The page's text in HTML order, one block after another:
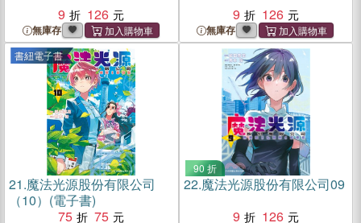
9 126
無庫存
9 126
無庫存
書紐電子書
21.魔法光源股份有限公司
（10）(電子書)
75
75
90 折
22.魔法光源股份有限公司09
9
126